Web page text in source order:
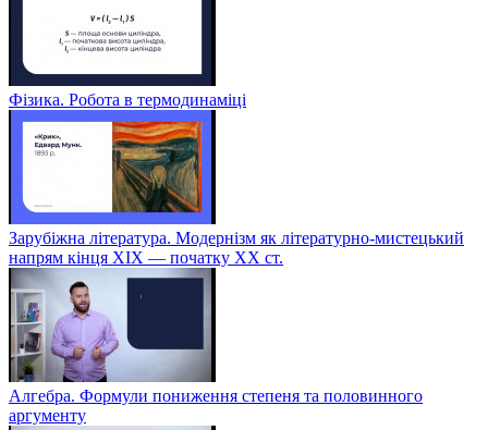
Фізика. Робота в термодинаміці
Зарубіжна література. Модернізм як літературно-мистецький
напрям кінця XIX — початку XX ст.
Алгебра. Формули пониження степеня та половинного
аргументу